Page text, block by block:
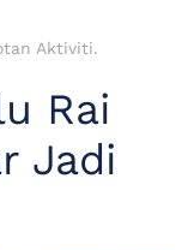
Aktiviti.
Rai
Jadi